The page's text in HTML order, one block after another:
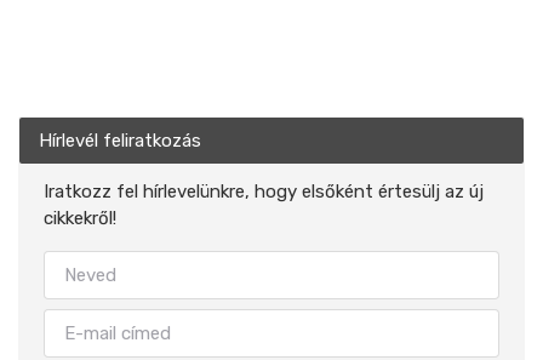
Hírlevél feliratkozás
Iratkozz fel hírlevelünkre, hogy elsőként értesülj az új
cikkekről!